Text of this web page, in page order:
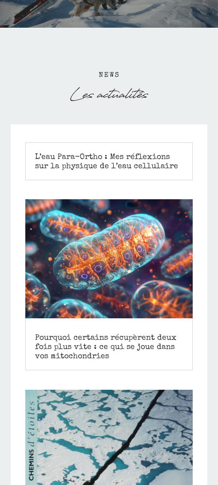
NEWS
Les actualités
L’eau Para-Ortho : Mes réflexions
sur la physique de l’eau cellulaire
Pourquoi certains récupèrent deux
fois plus vite : ce qui se joue dans
vos mitochondries